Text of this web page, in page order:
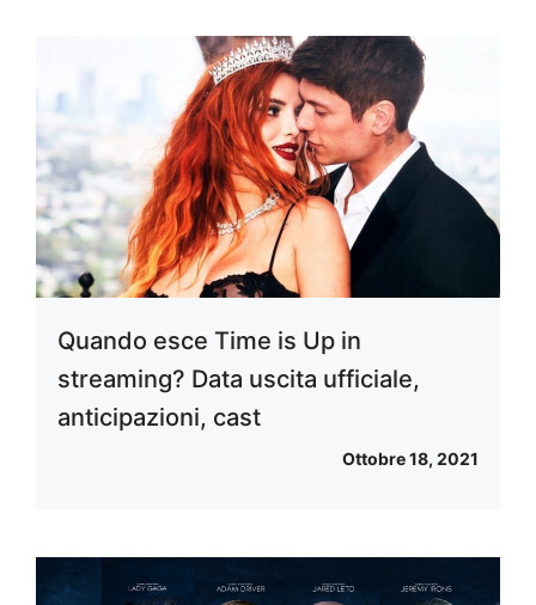
Quando esce Time is Up in
streaming? Data uscita ufficiale,
anticipazioni, cast
Ottobre 18, 2021